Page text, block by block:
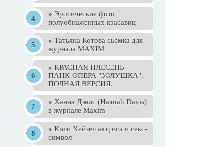
» Эротические фото
полуобнаженных красавиц
» Татьяна Котова съемка для
журнала MAXIM
» КРАСНАЯ ПЛЕСЕНЬ -
ПАНК-ОПЕРА "ЗОЛУШКА".
ПОЛНАЯ ВЕРСИЯ.
» Ханна Дэвис (Hannah Davis)
в журнале Maxim
» Кили Хейзел актриса и секс-
символ